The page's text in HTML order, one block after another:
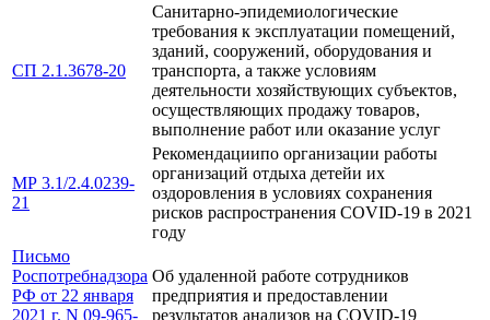
СП 2.1.3678-20
Санитарно-эпидемиологические
требования к эксплуатации помещений,
зданий, сооружений, оборудования и
транспорта, а также условиям
деятельности хозяйствующих субъектов,
осуществляющих продажу товаров,
выполнение работ или оказание услуг
МР 3.1/2.4.0239-
21
Рекомендациипо организации работы
организаций отдыха детейи их
оздоровления в условиях сохранения
рисков распространения COVID-19 в 2021
году
Письмо
Роспотребнадзора
РФ от 22 января
2021 г. N 09-965-
Об удаленной работе сотрудников
предприятия и предоставлении
результатов анализов на COVID-19